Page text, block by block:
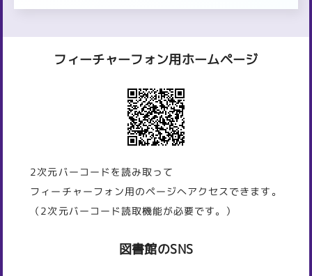
フィーチャーフォン用ホームページ
2次元バーコードを読み取って
フィーチャーフォン用のページへアクセスできます。
（2次元バーコード読取機能が必要です。）
図書館のSNS